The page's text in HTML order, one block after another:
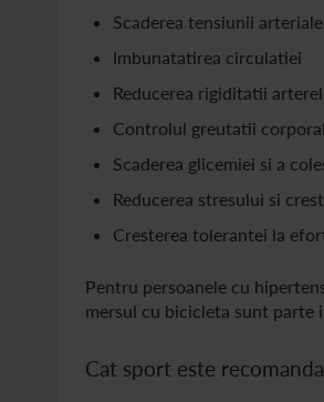
Scaderea tensiunii arteriale
Imbunatatirea circulatiei
Reducerea rigiditatii
Controlul greutatii
Scaderea glicemiei si a
Reducerea stresului si
Cresterea tolerantei la
Pentru persoanele cu
mersul cu bicicleta sunt parte
Cat sport este